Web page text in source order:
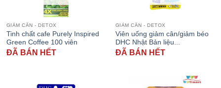
GIẢM CÂN - DETOX
Tinh chất cafe Purely Inspired
Green Coffee 100 viên
ĐÃ BÁN HẾT
GIẢM CÂN - DETOX
Viên uống giảm cân/giảm béo
DHC Nhật Bản liệu...
ĐÃ BÁN HẾT